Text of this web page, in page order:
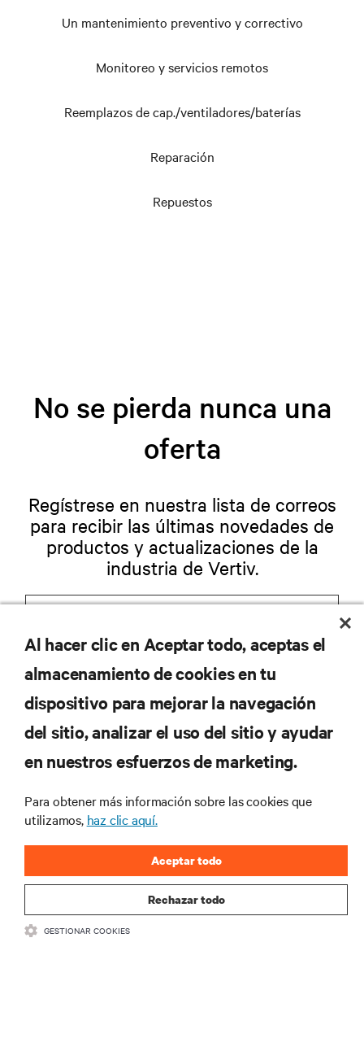
Un mantenimiento preventivo y correctivo
Monitoreo y servicios remotos
Reemplazos de cap./ventiladores/baterías
Reparación
Repuestos
No se pierda nunca una
oferta
Regístrese en nuestra lista de correos
para recibir las últimas novedades de
productos y actualizaciones de la
industria de Vertiv.
RECURSOS
SOPORTE
CORPORATIVO
Al hacer clic en Aceptar todo, aceptas el
almacenamiento de cookies en tu
dispositivo para mejorar la navegación
del sitio, analizar el uso del sitio y ayudar
en nuestros esfuerzos de marketing.
Para obtener más información sobre las cookies que
utilizamos, haz clic aquí.
Rechazar todo
Aceptar todo
GESTIONAR COOKIES